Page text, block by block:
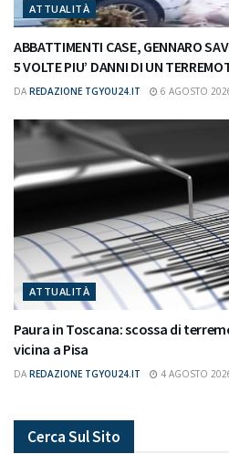
ATTUALITÀ
ABBATTIMENTI CASE, GENNARO
5 VOLTE PIU’ DANNI DI UN
DA REDAZIONE TGYOU24.IT 6 AGOSTO
ATTUALITÀ
Paura in Toscana: scossa di
vicina a Pisa
DA REDAZIONE TGYOU24.IT 4 AGOSTO
Cerca Sul Sito